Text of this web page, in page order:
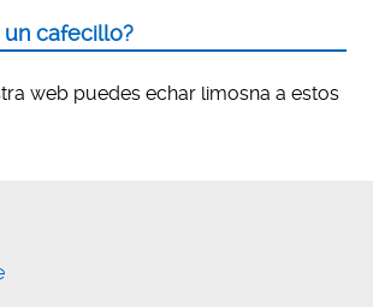
un cafecillo?
web puedes echar limosna a estos